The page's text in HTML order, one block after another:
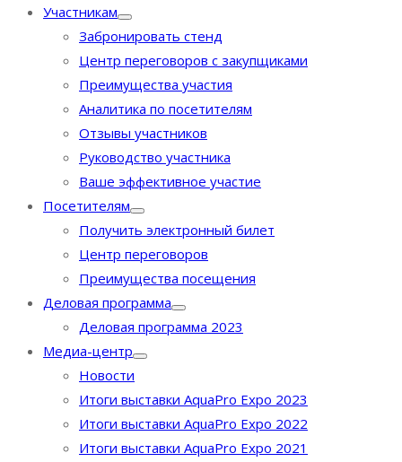
Участникам
Забронировать стенд
Центр переговоров с закупщиками
Преимущества участия
Аналитика по посетителям
Отзывы участников
Руководство участника
Ваше эффективное участие
Посетителям
Получить электронный билет
Центр переговоров
Преимущества посещения
Деловая программа
Деловая программа 2023
Медиа-центр
Новости
Итоги выставки AquaPro Expo 2023
Итоги выставки AquaPro Expo 2022
Итоги выставки AquaPro Expo 2021